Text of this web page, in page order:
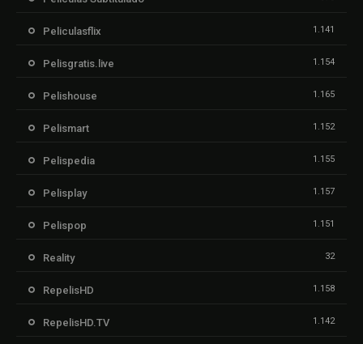
Peliculasflix 1.141
Pelisgratis.live 1.154
Pelishouse 1.165
Pelismart 1.152
Pelispedia 1.155
Pelisplay 1.157
Pelispop 1.151
Reality 32
RepelisHD 1.158
RepelisHD.TV 1.142